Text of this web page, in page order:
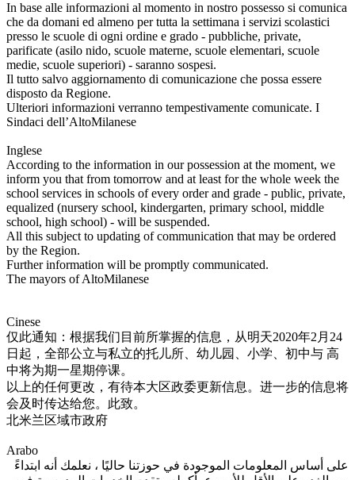
In base alle informazioni al momento in nostro possesso si comunica
che da domani ed almeno per tutta la settimana i servizi scolastici
presso le scuole di ogni ordine e grado - pubbliche, private,
parificate (asilo nido, scuole materne, scuole elementari, scuole
medie, scuole superiori) - saranno sospesi.
Il tutto salvo aggiornamento di comunicazione che possa essere
disposto da Regione.
Ulteriori informazioni verranno tempestivamente comunicate. I
Sindaci dell’AltoMilanese
Inglese
According to the information in our possession at the moment, we
inform you that from tomorrow and at least for the whole week the
school services in schools of every order and grade - public, private,
equalized (nursery school, kindergarten, primary school, middle
school, high school) - will be suspended.
All this subject to updating of communication that may be ordered
by the Region.
Further information will be promptly communicated.
The mayors of AltoMilanese
Cinese
仅此通知：根据我们目前所掌握的信息， 从明天2020年2月24
日起，全部公立与私立的托儿所、 幼儿园、小学、初中与 高
中将为期一星期停课。
以上的任何更改，有待本大区政委更新信息。 进一步的信息将
会及时传达给您。此致。
北米兰区域市政府
Arabo
على أساس المعلومات الموجودة في حوزتنا حاليًا ، نعلمك أنه ابتداءً